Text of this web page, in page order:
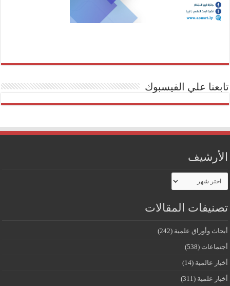
تابعنا علي الفيسبوك
الأرشيف
الأرشيف
تصنيفات المقالات
أبحاث وأوراق علمية (242)
أجتماعات (538)
أخبار عالمية (14)
أخبار علمية (311)